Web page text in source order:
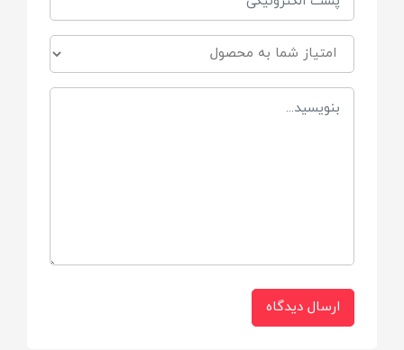
ارسال دیدگاه